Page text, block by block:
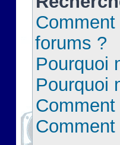
forums ?
Pourquoi
Pourquoi